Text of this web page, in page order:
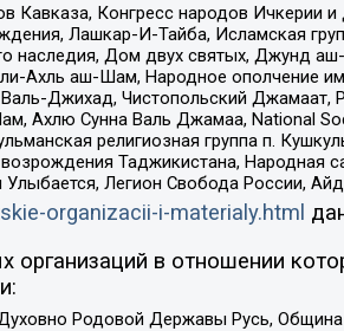
Конгресс народов Ичкерии и
Лашкар-И-Тайба, Исламская
наследия, Дом двух святых, Джунд
Ахль аш-Шам, Народное ополчение
Джихад, Чистопольский Джамаат,
Ахлю Сунна Валь Джамаа, National
религиозная группа п.
Таджикистана, Народная
Легион Свобода России,
organizacii-i-materialy.html
в отношении
Родовой Державы Русь,